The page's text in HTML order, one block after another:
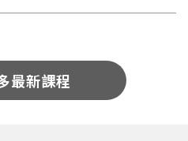
或最新課程